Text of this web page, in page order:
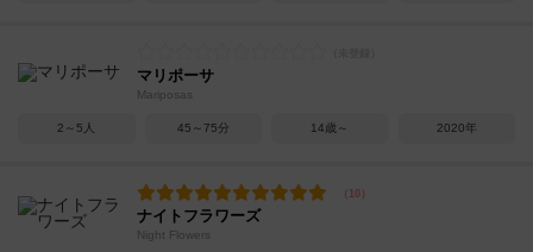
マリポーサ
Mariposas
2～5人 45～75分 14歳～ 2020年
ナイトフラワーズ
Night Flowers